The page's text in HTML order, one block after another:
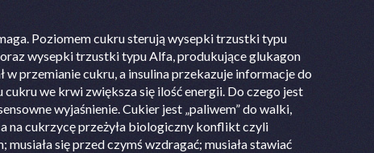
Poziomem cukru sterują wysepki trzustki typu
wysepki trzustki typu Alfa, produkujące glukagon
przemianie cukru, a insulina przekazuje informacje do
we krwi zwiększa się ilość energii. Do czego jest
wyjaśnienie. Cukier jest „paliwem” do walki,
na cukrzycę przeżyła biologiczny konflikt czyli
się przed czymś wzdragać; musiała stawiać